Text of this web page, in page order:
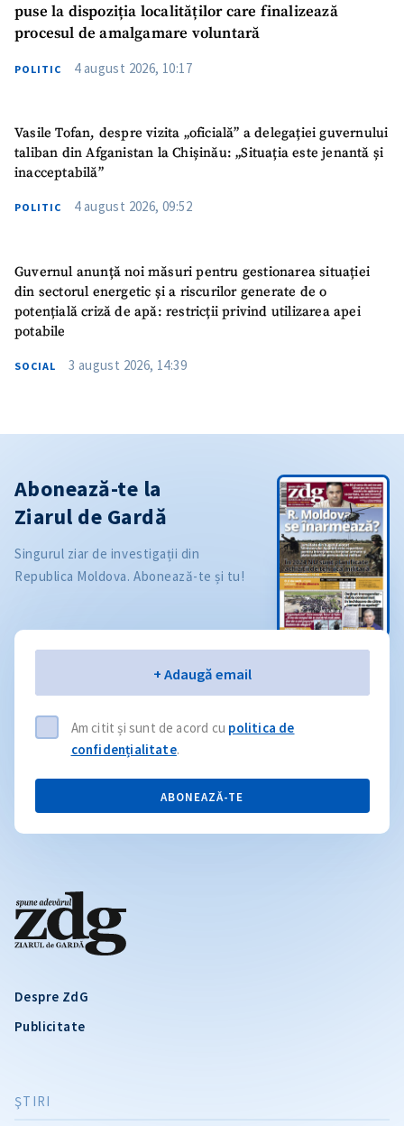
puse la dispoziția localităților care finalizează
procesul de amalgamare voluntară
POLITIC 4 august 2026, 10:17
Vasile Tofan, despre vizita „oficială” a delegației guvernului
taliban din Afganistan la Chișinău: „Situația este jenantă și
inacceptabilă”
POLITIC 4 august 2026, 09:52
Guvernul anunță noi măsuri pentru gestionarea situației
din sectorul energetic și a riscurilor generate de o
potențială criză de apă: restricții privind utilizarea apei
potabile
SOCIAL 3 august 2026, 14:39
Despre ZdG
Publicitate
ŞTIRI
Abonează-te la
Ziarul de Gardă
Singurul ziar de investigații din
Republica Moldova. Abonează-te și tu!
+ Adaugă email
Am citit și sunt de acord cu politica de
confidențialitate.
ABONEAZĂ-TE